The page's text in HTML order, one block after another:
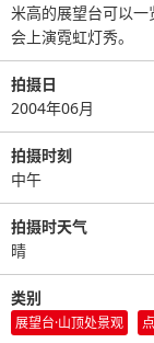
米高的展望台可以
会上演霓虹灯秀。
拍摄日
2004年06月
拍摄时刻
中午
拍摄时天气
晴
类别
展望台·山顶处景观